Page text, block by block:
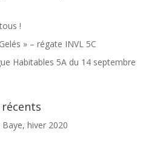
!
» – régate INVL 5C
Habitables 5A du 14 septembre
Baye, hiver 2020